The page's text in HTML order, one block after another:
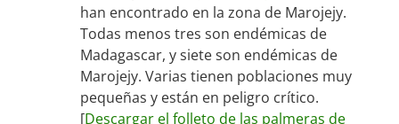
han encontrado en la zona de Marojejy.
Todas menos tres son endémicas de
Madagascar, y siete son endémicas de
Marojejy. Varias tienen poblaciones muy
pequeñas y están en peligro crítico.
[Descargar el folleto de las palmeras de